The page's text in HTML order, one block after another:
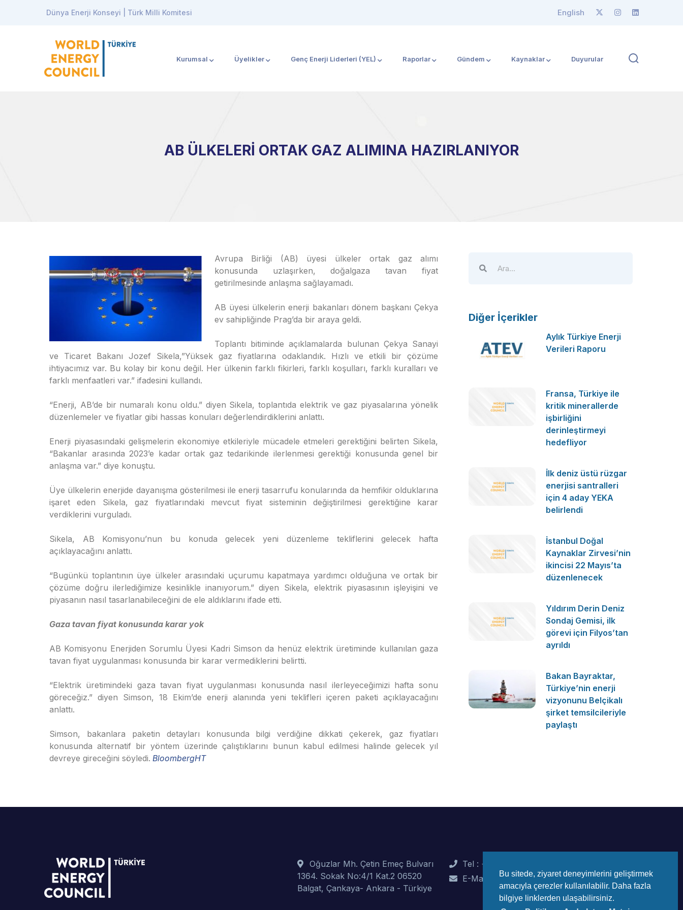
Dünya Enerji Konseyi | Türk Milli Komitesi English
Kurumsal Üyelikler Genç Enerji Liderleri (YEL) Raporlar Gündem Kaynaklar Duyurular
AB ÜLKELERİ ORTAK GAZ ALIMINA HAZIRLANIYOR
Avrupa Birliği (AB) üyesi ülkeler ortak gaz alımı
konusunda uzlaşırken, doğalgaza tavan fiyat
getirilmesinde anlaşma sağlayamadı.
AB üyesi ülkelerin enerji bakanları dönem başkanı Çekya
ev sahipliğinde Prag’da bir araya geldi.
Toplantı bitiminde açıklamalarda bulunan Çekya Sanayi
ve Ticaret Bakanı Jozef Sikela,”Yüksek gaz fiyatlarına odaklandık. Hızlı ve etkili bir çözüme
ihtiyacımız var. Bu kolay bir konu değil. Her ülkenin farklı fikirleri, farklı koşulları, farklı kuralları ve
farklı menfaatleri var.” ifadesini kullandı.
“Enerji, AB’de bir numaralı konu oldu.” diyen Sikela, toplantıda elektrik ve gaz piyasalarına yönelik
düzenlemeler ve fiyatlar gibi hassas konuları değerlendirdiklerini anlattı.
Enerji piyasasındaki gelişmelerin ekonomiye etkileriyle mücadele etmeleri gerektiğini belirten Sikela,
“Bakanlar arasında 2023’e kadar ortak gaz tedarikinde ilerlenmesi gerektiği konusunda genel bir
anlaşma var.” diye konuştu.
Üye ülkelerin enerjide dayanışma gösterilmesi ile enerji tasarrufu konularında da hemfikir olduklarına
işaret eden Sikela, gaz fiyatlarındaki mevcut fiyat sisteminin değiştirilmesi gerektiğine karar
verdiklerini vurguladı.
Sikela, AB Komisyonu’nun bu konuda gelecek yeni düzenleme tekliflerini gelecek hafta
açıklayacağını anlattı.
“Bugünkü toplantının üye ülkeler arasındaki uçurumu kapatmaya yardımcı olduğuna ve ortak bir
çözüme doğru ilerlediğimize kesinlikle inanıyorum.” diyen Sikela, elektrik piyasasının işleyişini ve
piyasanın nasıl tasarlanabileceğini de ele aldıklarını ifade etti.
Gaza tavan fiyat konusunda karar yok
AB Komisyonu Enerjiden Sorumlu Üyesi Kadri Simson da henüz elektrik üretiminde kullanılan gaza
tavan fiyat uygulanması konusunda bir karar vermediklerini belirtti.
“Elektrik üretimindeki gaza tavan fiyat uygulanması konusunda nasıl ilerleyeceğimizi hafta sonu
göreceğiz.” diyen Simson, 18 Ekim’de enerji alanında yeni teklifleri içeren paketi açıklayacağını
anlattı.
Simson, bakanlara paketin detayları konusunda bilgi verdiğine dikkati çekerek, gaz fiyatları
konusunda alternatif bir yöntem üzerinde çalıştıklarını bunun kabul edilmesi halinde gelecek yıl
devreye gireceğini söyledi. BloombergHT
Diğer İçerikler
Aylık Türkiye Enerji
Verileri Raporu
Fransa, Türkiye ile
kritik minerallerde
işbirliğini
derinleştirmeyi
hedefliyor
İlk deniz üstü rüzgar
enerjisi santralleri
için 4 aday YEKA
belirlendi
İstanbul Doğal
Kaynaklar Zirvesi’nin
ikincisi 22 Mayıs’ta
düzenlenecek
Yıldırım Derin Deniz
Sondaj Gemisi, ilk
görevi için Filyos’tan
ayrıldı
Bakan Bayraktar,
Türkiye’nin enerji
vizyonunu Belçikalı
şirket temsilcileriyle
paylaştı
Oğuzlar Mh. Çetin Emeç Bulvarı
1364. Sokak No:4/1 Kat.2 06520
Balgat, Çankaya- Ankara - Türkiye
Tel : +90 (312) 442 82 78
E-Mail : info@wec-turkiye.org.tr
Bu sitede, ziyaret deneyimlerini geliştirmek
amacıyla çerezler kullanılabilir. Daha fazla
bilgiye linklerden ulaşabilirsiniz.